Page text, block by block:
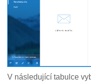
V následující tabulce